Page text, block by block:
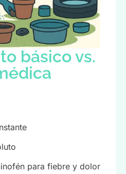
básico vs.
para fiebre y dolor